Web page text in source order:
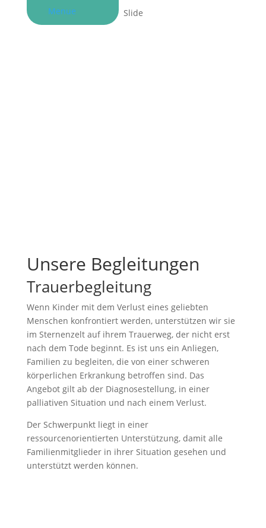
Menue Slide
Unsere Begleitungen
Trauerbegleitung
Wenn Kinder mit dem Verlust eines geliebten
Menschen konfrontiert werden, unterstützen wir sie
im Sternenzelt auf ihrem Trauerweg, der nicht erst
nach dem Tode beginnt. Es ist uns ein Anliegen,
Familien zu begleiten, die von einer schweren
körperlichen Erkrankung betroffen sind. Das
Angebot gilt ab der Diagnosestellung, in einer
palliativen Situation und nach einem Verlust.
Der Schwerpunkt liegt in einer
ressourcenorientierten Unterstützung, damit alle
Familienmitglieder in ihrer Situation gesehen und
unterstützt werden können.